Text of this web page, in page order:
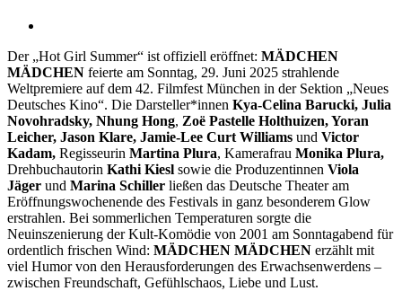
Der „Hot Girl Summer“ ist offiziell eröffnet: MÄDCHEN
MÄDCHEN feierte am Sonntag, 29. Juni 2025 strahlende
Weltpremiere auf dem 42. Filmfest München in der Sektion „Neues
Deutsches Kino“. Die Darsteller*innen Kya-Celina Barucki, Julia
Novohradsky, Nhung Hong, Zoë Pastelle Holthuizen, Yoran
Leicher, Jason Klare, Jamie-Lee Curt Williams und Victor
Kadam, Regisseurin Martina Plura, Kamerafrau Monika Plura,
Drehbuchautorin Kathi Kiesl sowie die Produzentinnen Viola
Jäger und Marina Schiller ließen das Deutsche Theater am
Eröffnungswochenende des Festivals in ganz besonderem Glow
erstrahlen. Bei sommerlichen Temperaturen sorgte die
Neuinszenierung der Kult-Komödie von 2001 am Sonntagabend für
ordentlich frischen Wind: MÄDCHEN MÄDCHEN erzählt mit
viel Humor von den Herausforderungen des Erwachsenwerdens –
zwischen Freundschaft, Gefühlschaos, Liebe und Lust.